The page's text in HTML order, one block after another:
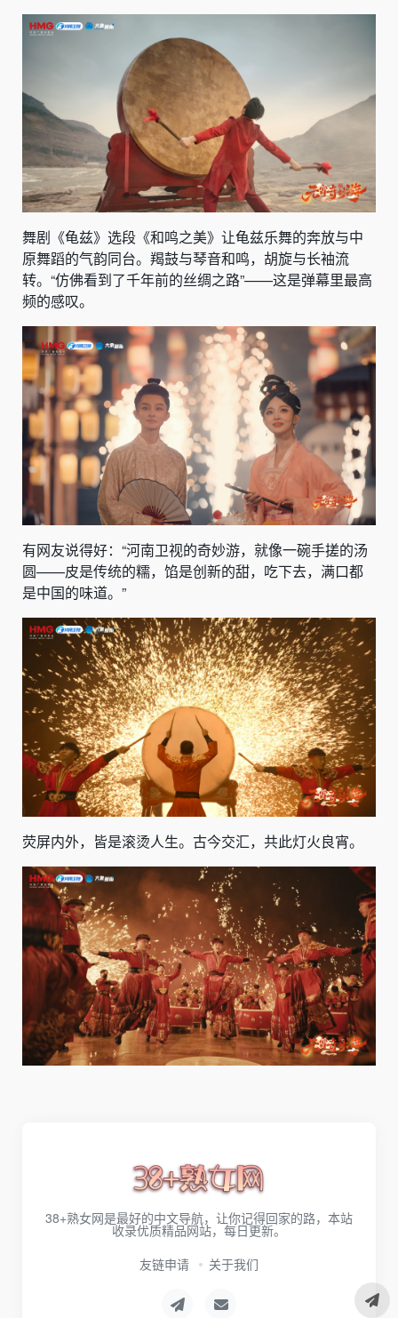
舞剧《龟兹》选段《和鸣之美》让龟兹乐舞的奔放与中
原舞蹈的气韵同台。羯鼓与琴音和鸣，胡旋与长袖流
转。“仿佛看到了千年前的丝绸之路”——这是弹幕里最高
频的感叹。
有网友说得好：“河南卫视的奇妙游，就像一碗手搓的汤
圆——皮是传统的糯，馅是创新的甜，吃下去，满口都
是中国的味道。”
荧屏内外，皆是滚烫人生。古今交汇，共此灯火良宵。
38+熟女网是最好的中文导航，让你记得回家的路，本站
收录优质精品网站，每日更新。
友链申请
关于我们